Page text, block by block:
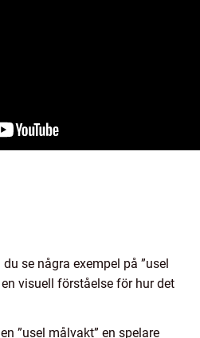
se några exempel på ”usel
visuell förståelse för hur det
”usel målvakt” en spelare